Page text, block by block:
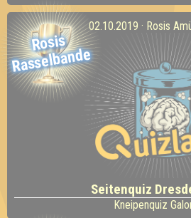
Rosis
Rasselbande
02.10.2019 · Rosis
Seitenquiz
Kneipenquiz